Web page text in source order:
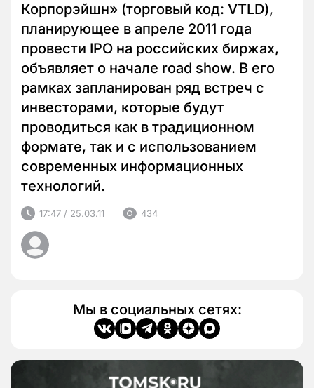
Корпорэйшн» (торговый код: VTLD),
планирующее в апреле 2011 года
провести IPO на российских биржах,
объявляет о начале road show. В его
рамках запланирован ряд встреч с
инвесторами, которые будут
проводиться как в традиционном
формате, так и с использованием
современных информационных
технологий.
17:47 / 25.03.11 434
Мы в социальных сетях: